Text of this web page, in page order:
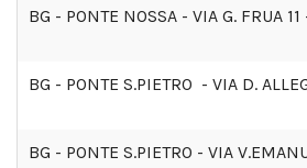
BG - PONTE NOSSA - VIA G. FRUA
BG - PONTE S.PIETRO - VIA D.
BG - PONTE S.PIETRO - VIA